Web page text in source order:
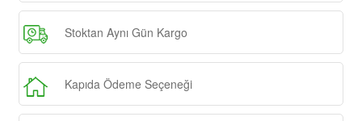
Stoktan Aynı Gün Kargo
Kapıda Ödeme Seçeneği